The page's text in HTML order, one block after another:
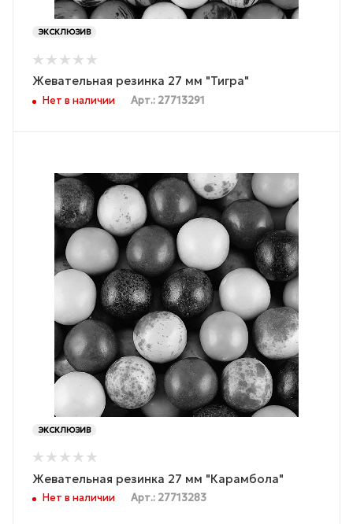
ЭКСКЛЮЗИВ
Жевательная резинка 27 мм "Тигра"
Нет в наличии Арт.: 27713291
ЭКСКЛЮЗИВ
Жевательная резинка 27 мм "Карамбола"
Нет в наличии Арт.: 27713283